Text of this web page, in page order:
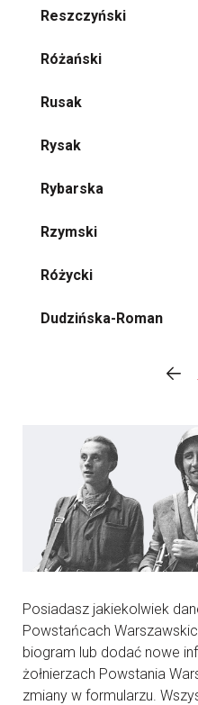
Reszczyński
Różański
Rusak
Rysak
Rybarska
Rzymski
Różycki
Dudzińska-Roman
Posiadasz jakiekolwiek
Powstańcach
biogram lub dodać nowe
żołnierzach Powstania
zmiany w formularzu.